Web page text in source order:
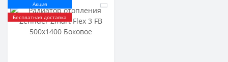
Акция
Бесплатная доставка